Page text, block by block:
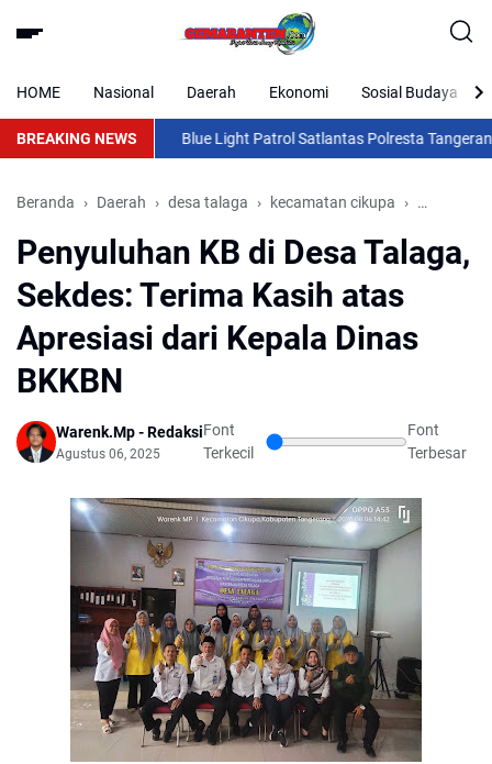
HOME Nasional Daerah Ekonomi Sosial Budaya
BREAKING NEWS Blue Light Patrol Satlantas Polresta Tangerang
Beranda Daerah desa talaga kecamatan cikupa Nasional
Penyuluhan KB di Desa Talaga,
Sekdes: Terima Kasih atas
Apresiasi dari Kepala Dinas
BKKBN
Warenk.Mp - Redaksi
Agustus 06, 2025
Font
Terkecil
Font
Terbesar